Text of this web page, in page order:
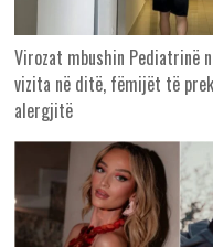
Virozat mbushin Pediatrinë
vizita në ditë, fëmijët të
alergjitë